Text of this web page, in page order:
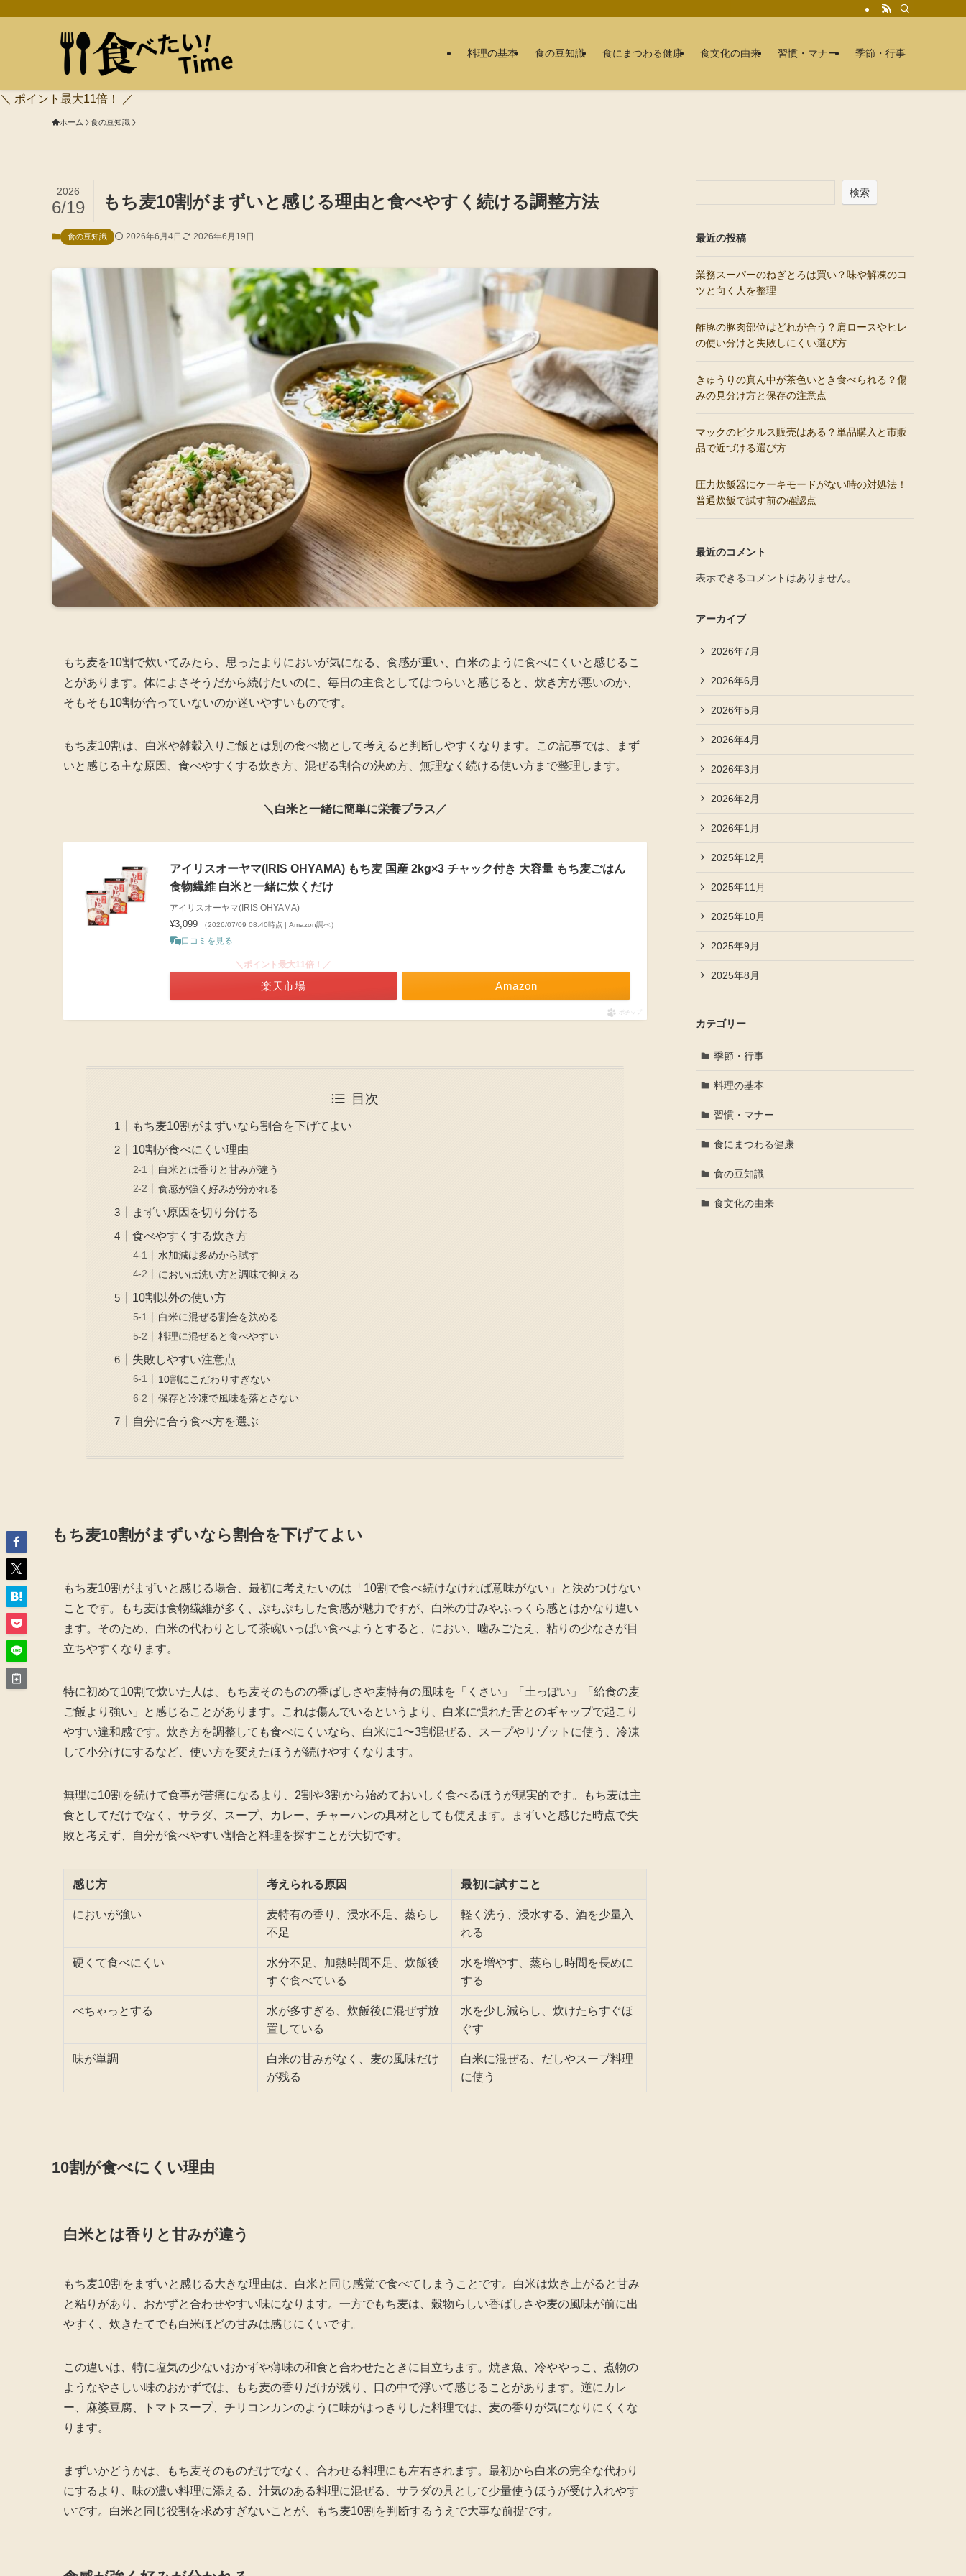
料理の基本 食の豆知識 食にまつわる健康 食文化の由来 習慣・マナー 季節・行事
＼ ポイント最大11倍！ ／
ホーム 食の豆知識
もち麦10割がまずいと感じる理由と食べやすく続ける調整方法
2026
6/19
食の豆知識 2026年6月4日 2026年6月19日
もち麦を10割で炊いてみたら、思ったよりにおいが気になる、食感が重い、白米のように食べにくいと感じるこ
とがあります。体によさそうだから続けたいのに、毎日の主食としてはつらいと感じると、炊き方が悪いのか、
そもそも10割が合っていないのか迷いやすいものです。
もち麦10割は、白米や雑穀入りご飯とは別の食べ物として考えると判断しやすくなります。この記事では、まず
いと感じる主な原因、食べやすくする炊き方、混ぜる割合の決め方、無理なく続ける使い方まで整理します。
＼白米と一緒に簡単に栄養プラス／
アイリスオーヤマ(IRIS OHYAMA) もち麦 国産 2kg×3 チャック付き 大容量 もち麦ごはん
食物繊維 白米と一緒に炊くだけ
アイリスオーヤマ(IRIS OHYAMA)
¥3,099 （2026/07/09 08:40時点 | Amazon調べ）
口コミを見る
Amazon
＼ポイント最大11倍！／
楽天市場
ポチップ
目次
もち麦10割がまずいなら割合を下げてよい
10割が食べにくい理由
白米とは香りと甘みが違う
食感が強く好みが分かれる
まずい原因を切り分ける
食べやすくする炊き方
水加減は多めから試す
においは洗い方と調味で抑える
10割以外の使い方
白米に混ぜる割合を決める
料理に混ぜると食べやすい
失敗しやすい注意点
10割にこだわりすぎない
保存と冷凍で風味を落とさない
自分に合う食べ方を選ぶ
もち麦10割がまずいなら割合を下げてよい
もち麦10割がまずいと感じる場合、最初に考えたいのは「10割で食べ続けなければ意味がない」と決めつけない
ことです。もち麦は食物繊維が多く、ぷちぷちした食感が魅力ですが、白米の甘みやふっくら感とはかなり違い
ます。そのため、白米の代わりとして茶碗いっぱい食べようとすると、におい、噛みごたえ、粘りの少なさが目
立ちやすくなります。
特に初めて10割で炊いた人は、もち麦そのものの香ばしさや麦特有の風味を「くさい」「土っぽい」「給食の麦
ご飯より強い」と感じることがあります。これは傷んでいるというより、白米に慣れた舌とのギャップで起こり
やすい違和感です。炊き方を調整しても食べにくいなら、白米に1〜3割混ぜる、スープやリゾットに使う、冷凍
して小分けにするなど、使い方を変えたほうが続けやすくなります。
無理に10割を続けて食事が苦痛になるより、2割や3割から始めておいしく食べるほうが現実的です。もち麦は主
食としてだけでなく、サラダ、スープ、カレー、チャーハンの具材としても使えます。まずいと感じた時点で失
敗と考えず、自分が食べやすい割合と料理を探すことが大切です。
感じ方 考えられる原因 最初に試すこと
においが強い
麦特有の香り、浸水不足、蒸らし
不足
軽く洗う、浸水する、酒を少量入
れる
硬くて食べにくい
水分不足、加熱時間不足、炊飯後
すぐ食べている
水を増やす、蒸らし時間を長めに
する
べちゃっとする
水が多すぎる、炊飯後に混ぜず放
置している
水を少し減らし、炊けたらすぐほ
ぐす
味が単調
白米の甘みがなく、麦の風味だけ
が残る
白米に混ぜる、だしやスープ料理
に使う
10割が食べにくい理由
白米とは香りと甘みが違う
もち麦10割をまずいと感じる大きな理由は、白米と同じ感覚で食べてしまうことです。白米は炊き上がると甘み
と粘りがあり、おかずと合わせやすい味になります。一方でもち麦は、穀物らしい香ばしさや麦の風味が前に出
やすく、炊きたてでも白米ほどの甘みは感じにくいです。
この違いは、特に塩気の少ないおかずや薄味の和食と合わせたときに目立ちます。焼き魚、冷ややっこ、煮物の
ようなやさしい味のおかずでは、もち麦の香りだけが残り、口の中で浮いて感じることがあります。逆にカレ
ー、麻婆豆腐、トマトスープ、チリコンカンのように味がはっきりした料理では、麦の香りが気になりにくくな
ります。
まずいかどうかは、もち麦そのものだけでなく、合わせる料理にも左右されます。最初から白米の完全な代わり
にするより、味の濃い料理に添える、汁気のある料理に混ぜる、サラダの具として少量使うほうが受け入れやす
いです。白米と同じ役割を求めすぎないことが、もち麦10割を判断するうえで大事な前提です。
検索
最近の投稿
業務スーパーのねぎとろは買い？味や解凍のコ
ツと向く人を整理
酢豚の豚肉部位はどれが合う？肩ロースやヒレ
の使い分けと失敗しにくい選び方
きゅうりの真ん中が茶色いとき食べられる？傷
みの見分け方と保存の注意点
マックのピクルス販売はある？単品購入と市販
品で近づける選び方
圧力炊飯器にケーキモードがない時の対処法！
普通炊飯で試す前の確認点
最近のコメント
表示できるコメントはありません。
アーカイブ
2026年7月
2026年6月
2026年5月
2026年4月
2026年3月
2026年2月
2026年1月
2025年12月
2025年11月
2025年10月
2025年9月
2025年8月
カテゴリー
季節・行事
料理の基本
習慣・マナー
食にまつわる健康
食の豆知識
食文化の由来